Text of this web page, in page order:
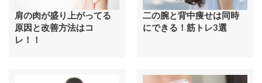
肩の肉が盛り上がってる
原因と改善方法はコ
レ！！
二の腕と背中痩せは同時
にできる！筋トレ3選